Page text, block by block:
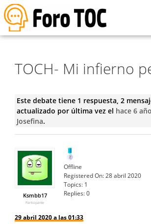
TOCH- Mi infierno
Este debate tiene 1 respuesta, 2
actualizado por última vez el hace 6
Josefina.
Ksmbb17
Participante
Offline
Registered On:28 abril 2020
Topics: 1
Replies:0
29 abril 2020 a las 01:33